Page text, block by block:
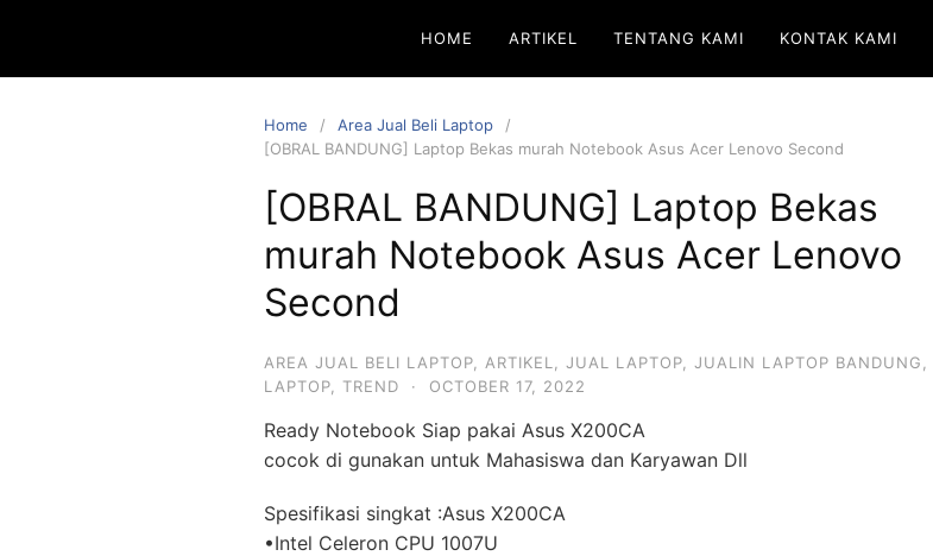
HOME ARTIKEL TENTANG KAMI KONTAK KAMI
Home
Area Jual Beli Laptop
[OBRAL BANDUNG] Laptop Bekas murah Notebook Asus Acer Lenovo Second
[OBRAL BANDUNG] Laptop Bekas
murah Notebook Asus Acer Lenovo
Second
AREA JUAL BELI LAPTOP ARTIKEL JUAL LAPTOP JUALIN LAPTOP BANDUNG
LAPTOP
TREND · OCTOBER 17, 2022
Ready Notebook Siap pakai Asus X200CA
cocok di gunakan untuk Mahasiswa dan Karyawan Dll
Spesifikasi singkat :Asus X200CA
•Intel Celeron CPU 1007U